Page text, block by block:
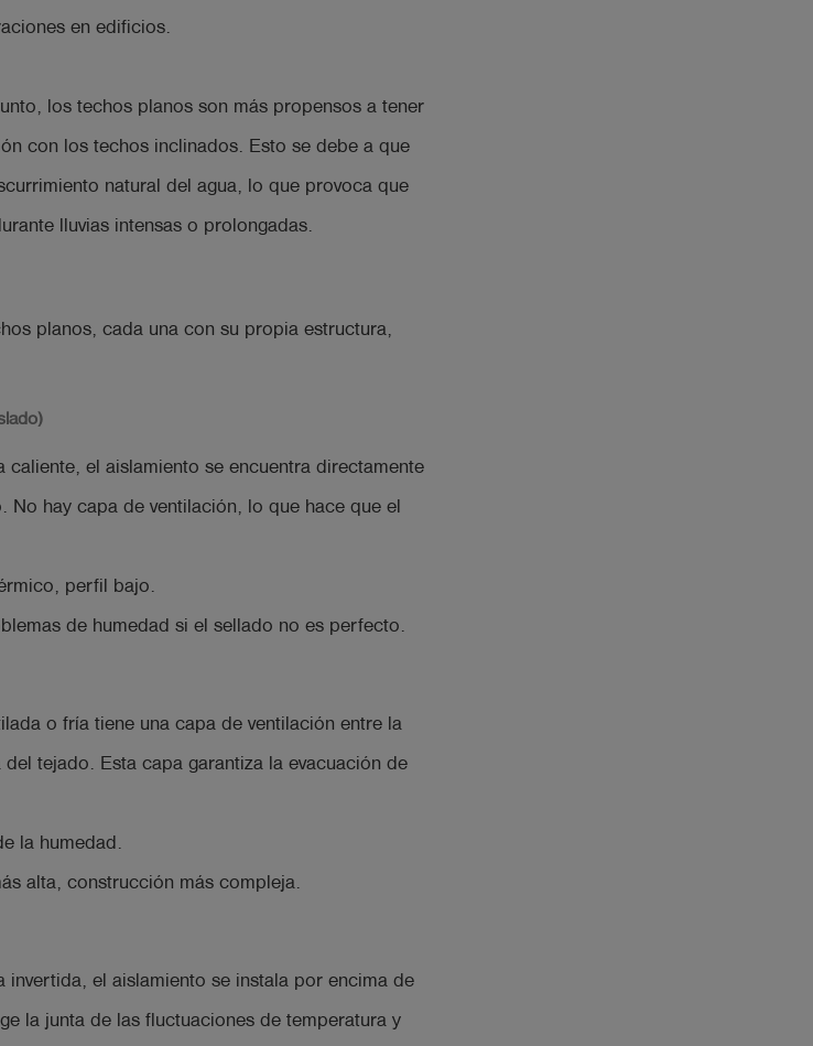
en edificios.
los techos planos son más propensos a tener
con los techos inclinados. Esto se debe a que
natural del agua, lo que provoca que
lluvias intensas o prolongadas.
planos, cada una con su propia estructura,
caliente, el aislamiento se encuentra directamente
No hay capa de ventilación, lo que hace que el
perfil bajo.
de humedad si el sellado no es perfecto.
o fría tiene una capa de ventilación entre la
tejado. Esta capa garantiza la evacuación de
la humedad.
alta, construcción más compleja.
invertida, el aislamiento se instala por encima de
la junta de las fluctuaciones de temperatura y